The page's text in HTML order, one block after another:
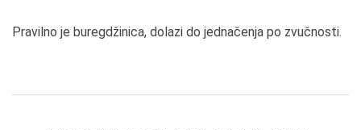
Pravilno je buregdžinica, dolazi do jednačenja po zvučnosti.